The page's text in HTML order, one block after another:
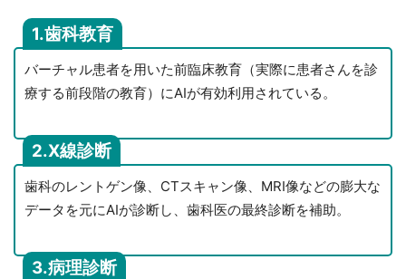
1.歯科教育
バーチャル患者を用いた前臨床教育（実際に患者さんを診
療する前段階の教育）にAIが有効利用されている。
2.X線診断
歯科のレントゲン像、CTスキャン像、MRI像などの膨大な
データを元にAIが診断し、歯科医の最終診断を補助。
3.病理診断